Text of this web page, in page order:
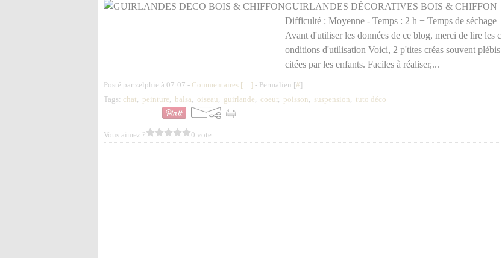
GUIRLANDES DÉCORATIVES BOIS & CHIFFON
Difficulté : Moyenne - Temps : 2 h + Temps de séchage
Avant d'utiliser les données de ce blog, merci de lire les c
onditions d'utilisation Voici, 2 p'tites créas souvent plébis
citées par les enfants. Faciles à réaliser,...
Posté par zelphie à 07:07 - Commentaires [… ] - Permalien [#]
Tags: chat, peinture, balsa, oiseau, guirlande, coeur, poisson, suspension, tuto déco
Vous aimez ? 0 vote